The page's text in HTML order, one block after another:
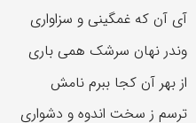
آی آن که غمگینی و سزاواری
وندر نهان سرشک همی باری
از بهر آن کجا ببرم نامش
ترسم ز سخت اندوه و دشواری